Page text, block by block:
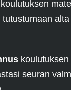
tutustumaan
seuran